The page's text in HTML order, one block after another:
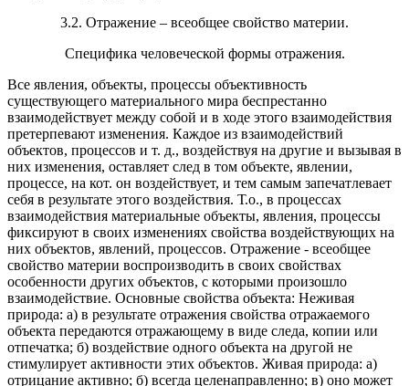
3.2. Отражение – всеобщее свойство материи.
Специфика человеческой формы отражения.
Все явления, объекты, процессы объективность
существующего материального мира беспрестанно
взаимодействует между собой и в ходе этого взаимодействия
претерпевают изменения. Каждое из взаимодействий
объектов, процессов и т. д., воздействуя на другие и вызывая в
них изменения, оставляет след в том объекте, явлении,
процессе, на кот. он воздействует, и тем самым запечатлевает
себя в результате этого воздействия. Т.о., в процессах
взаимодействия материальные объекты, явления, процессы
фиксируют в своих изменениях свойства воздействующих на
них объектов, явлений, процессов. Отражение - всеобщее
свойство материи воспроизводить в своих свойствах
особенности других объектов, с которыми произошло
взаимодействие. Основные свойства объекта: Неживая
природа: а) в результате отражения свойства отражаемого
объекта передаются отражающему в виде следа, копии или
отпечатка; б) воздействие одного объекта на другой не
стимулирует активности этих объектов. Живая природа: а)
отрицание активно; б) всегда целенаправленно; в) оно может